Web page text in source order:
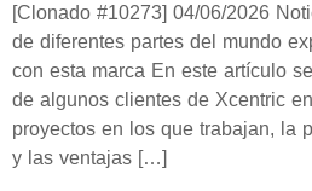
[Clonado #10273] 04/06/2026
de diferentes partes del mundo
con esta marca En este artículo
de algunos clientes de Xcentric
proyectos en los que trabajan, la
y las ventajas […]